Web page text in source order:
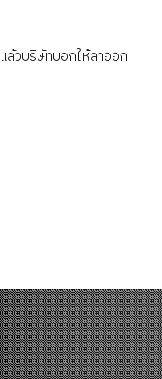
ล้วบริษัทบอกให้ลาออก